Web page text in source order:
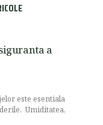
a
este esentiala
Umiditatea,